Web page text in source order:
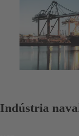
Indústria